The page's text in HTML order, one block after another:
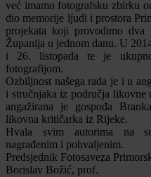
već imamo fotografsku zbirku
dio memorije ljudi i prostora
projekata koji provodimo dva
Županija u jednom danu. U
i 26. listopada te je
fotografijom.
Ozbiljnost našega rada je i u
i stručnjaka iz područja likovne
angažirana je gospođa
likovna kritičarka iz Rijeke.
Hvala svim autorima na
nagrađenim i pohvaljenim.
Predsjednik Fotosaveza
Borislav Božić, prof.